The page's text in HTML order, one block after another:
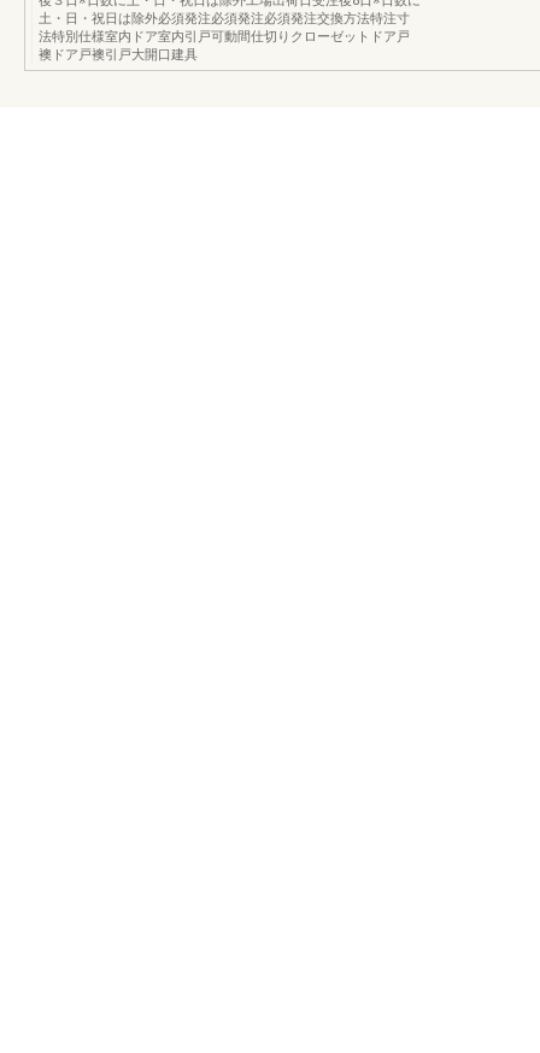
土・日・祝日は除外必須発注必須発注必須発注交換方法特注寸
法特別仕様室内ドア室内引戸可動間仕切りクローゼットドア戸
襖ドア戸襖引戸大開口建具